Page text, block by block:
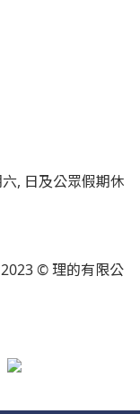
, 日及公眾假期休
© 理的有限公